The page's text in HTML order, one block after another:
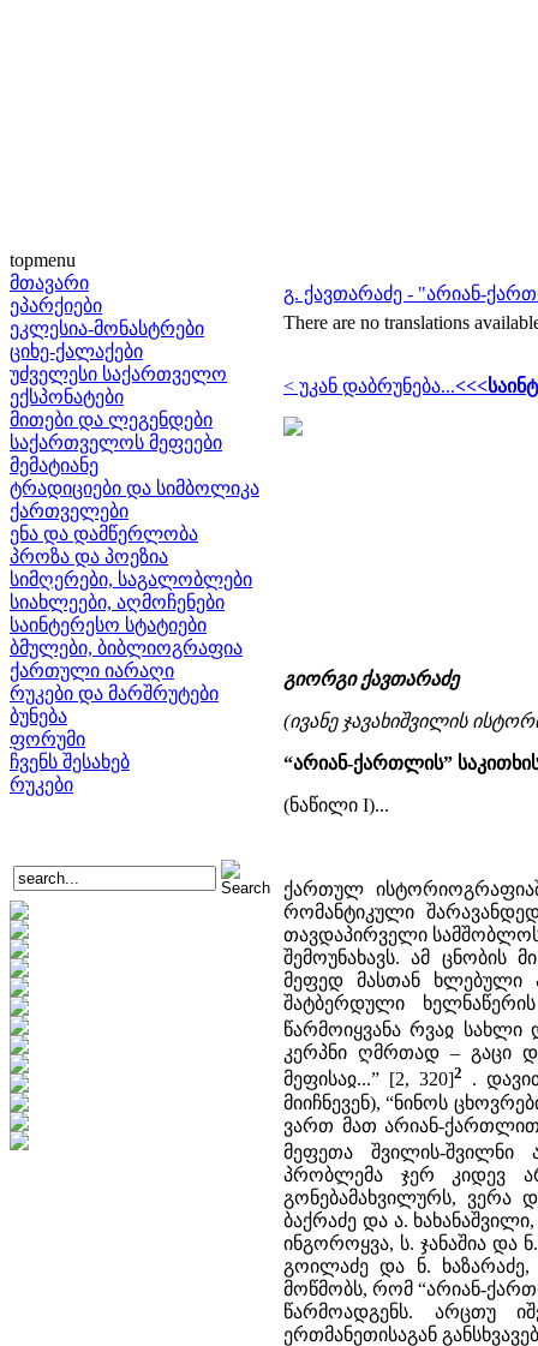
topmenu
მთავარი
ეპარქიები
ეკლესია-მონასტრები
ციხე-ქალაქები
უძველესი საქართველო
ექსპონატები
მითები და ლეგენდები
საქართველოს მეფეები
მემატიანე
ტრადიციები და სიმბოლიკა
ქართველები
ენა და დამწერლობა
პროზა და პოეზია
სიმღერები, საგალობლები
სიახლეები, აღმოჩენები
საინტერესო სტატიები
ბმულები, ბიბლიოგრაფია
ქართული იარაღი
რუკები და მარშრუტები
ბუნება
ფორუმი
ჩვენს შესახებ
რუკები
გ. ქავთარაძე - "არიან-
There are no translations
< უკან დაბრუნება...
გიორგი ქავთარაძე
(ივანე ჯავახიშვილის
“არიან-ქართლის”
(ნაწილი I)...
ქართულ
რომანტიკული
თავდაპირველი სამშობლოს
შემოუნახავს. ამ ცნობის
მეფედ მასთან ხლებული
შატბერდული
წარმოიყვანა რვაჲ სახლი
კერპნი ღმრთად – გაცი
მეფისაჲ...” [2, 320]2
.
მიიჩნევენ), “ნინოს
ვართ მათ არიან-
მეფეთა შვილის-შვილნი
პრობლემა ჯერ კიდევ
გონებამახვილურს, ვერა
ბაქრაძე და ა.
ინგოროყვა, ს. ჯანაშია და
გოილაძე და ნ.
მოწმობს, რომ “არიან-
წარმოადგენს. არცთუ
ერთმანეთისაგან